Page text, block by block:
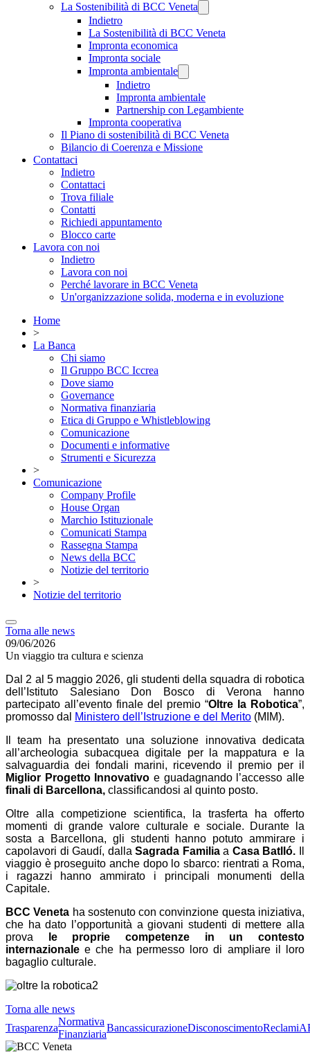
La Sostenibilità di BCC Veneta
Indietro
La Sostenibilità di BCC Veneta
Impronta economica
Impronta sociale
Impronta ambientale
Indietro
Impronta ambientale
Partnership con Legambiente
Impronta cooperativa
Il Piano di sostenibilità di BCC Veneta
Bilancio di Coerenza e Missione
Contattaci
Indietro
Contattaci
Trova filiale
Contatti
Richiedi appuntamento
Blocco carte
Lavora con noi
Indietro
Lavora con noi
Perché lavorare in BCC Veneta
Un'organizzazione solida, moderna e in evoluzione
Home
>
La Banca
Chi siamo
Il Gruppo BCC Iccrea
Dove siamo
Governance
Normativa finanziaria
Etica di Gruppo e Whistleblowing
Comunicazione
Documenti e informative
Strumenti e Sicurezza
>
Comunicazione
Company Profile
House Organ
Marchio Istituzionale
Comunicati Stampa
Rassegna Stampa
News della BCC
Notizie del territorio
>
Notizie del territorio
Torna alle news
09/06/2026
Un viaggio tra cultura e scienza
Dal 2 al 5 maggio 2026, gli studenti della squadra di robotica
dell’Istituto Salesiano Don Bosco di Verona hanno
partecipato all’evento finale del premio “Oltre la Robotica”,
promosso dal
Ministero dell’Istruzione e del Merito (MIM).
Il team ha presentato una soluzione innovativa dedicata
all’archeologia subacquea digitale per la mappatura e la
salvaguardia dei fondali marini, ricevendo il premio per il
Miglior Progetto Innovativo e guadagnando l’accesso alle
finali di Barcellona, classificandosi al quinto posto.
Oltre alla competizione scientifica, la trasferta ha offerto
momenti di grande valore culturale e sociale. Durante la
sosta a Barcellona, gli studenti hanno potuto ammirare i
capolavori di Gaudí, dallaSagrada Familiaa Casa Batlló.
viaggio è proseguito anche dopo lo sbarco: rientrati a Roma,
i ragazzi hanno ammirato i principali monumenti della
Capitale.
BCC Veneta ha sostenuto con convinzione questa iniziativa,
che ha dato l’opportunità a giovani studenti di mettere alla
prova
le proprie competenze in un contesto
internazionalee che ha permesso loro di ampliare il loro
bagaglio culturale.
Torna alle news
Trasparenza
Normativa
Finanziaria
BancassicurazioneDisconoscimentoReclami